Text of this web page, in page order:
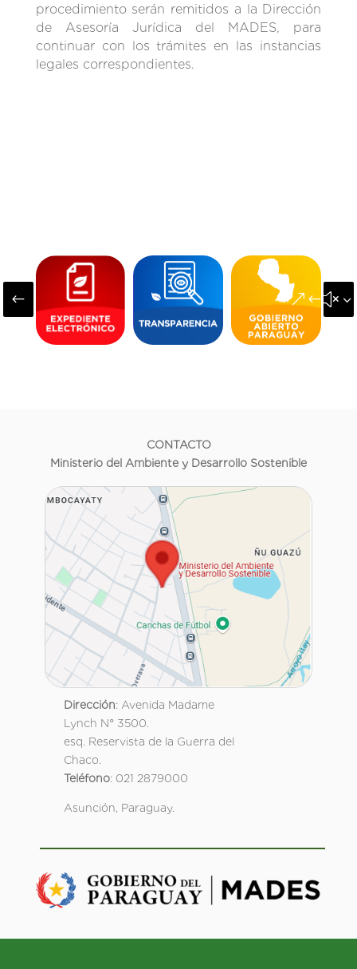
procedimiento serán remitidos a la Dirección
de Asesoría Jurídica del MADES, para
continuar con los trámites en las instancias
legales correspondientes.
#
CONTACTO
Ministerio del Ambiente y Desarrollo Sostenible
Dirección: Avenida Madame
Lynch N° 3500.
esq. Reservista de la Guerra del
Chaco.
Teléfono: 021 2879000
Asunción, Paraguay.